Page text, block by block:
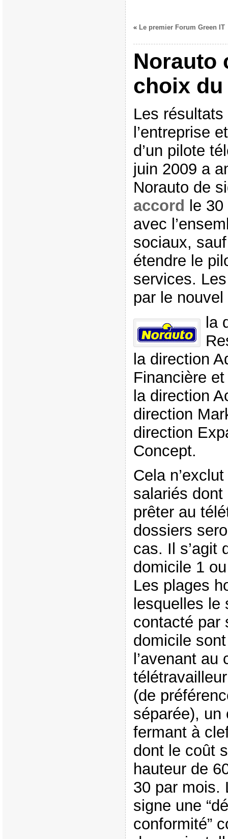
« Le premier Forum Green IT
Norauto
choix
Les
l’entreprise
d’un pilote
juin 2009 a
Norauto de
accord
le
avec
sociaux,
étendre le
services.
par le
la
la direction
Financière
la direction
direction
direction
Concept.
Cela
salariés
prêter au
dossiers
cas. Il s’agit
domicile 1
Les plages
lesquelles le
contacté par
domicile
l’avenant
(de
séparée), un
fermant à
dont le coût
hauteur de
30 par mois.
signe une
conformité”